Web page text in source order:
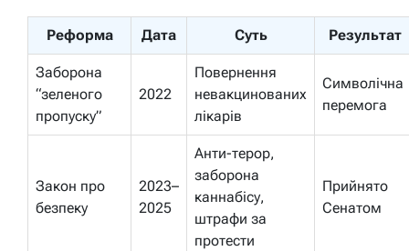
Реформа Дата Суть Результат
Заборона
“зеленого
пропуску”
2022
Повернення
невакцинованих
лікарів
Символічна
перемога
Закон про
безпеку
2023–
2025
Анти-терор,
заборона
каннабісу,
штрафи за
протести
Прийнято
Сенатом